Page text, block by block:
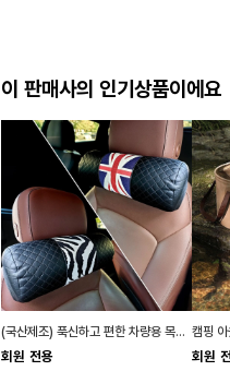
이 판매사의 인기상품이에요
(국산제조) 푹신하고 편한 차량용 목쿠션 목베게 2종
회원 전용 회원